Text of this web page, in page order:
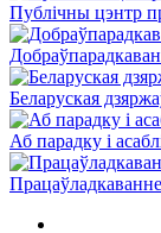
Публічны цэнтр
Беларуская
Аб парадку і